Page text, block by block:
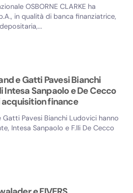
OSBORNE CLARKE ha
in qualità di banca finanziatrice,
e Gatti Pavesi Bianchi
Intesa Sanpaolo e De Cecco
acquisition finance
Gatti Pavesi Bianchi Ludovici hanno
Intesa Sanpaolo e F.lli De Cecco